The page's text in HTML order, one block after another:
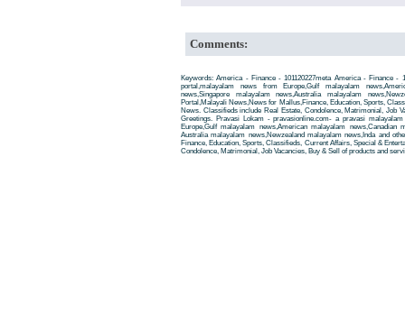
Comments:
Keywords: America - Finance - 101120227meta America - Finance -
portal,malayalam news from Europe,Gulf malayalam
news,Singapore malayalam news,Australia malayalam
Portal,Malayali News,News for Mallus,Finance, Education, Sports,
News. Classifieds include Real Estate, Condolence, Matrimonial, Job
Greetings. Pravasi Lokam - pravasionline.com- a pravasi
Europe,Gulf malayalam news,American malayalam news,Canadian
Australia malayalam news,Newzealand malayalam news,Inda and
Finance, Education, Sports, Classifieds, Current Affairs, Special &
Condolence, Matrimonial, Job Vacancies, Buy & Sell of products and